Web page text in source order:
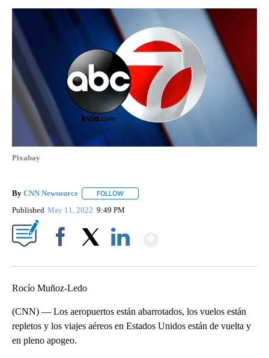
Pixabay
By CNN Newsource FOLLOW
Published May 11, 2022 9:49 PM
Rocío Muñoz-Ledo
(CNN) — Los aeropuertos están abarrotados, los vuelos están
repletos y los viajes aéreos en Estados Unidos están de vuelta y
en pleno apogeo.